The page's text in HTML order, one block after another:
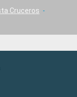
Cruceros